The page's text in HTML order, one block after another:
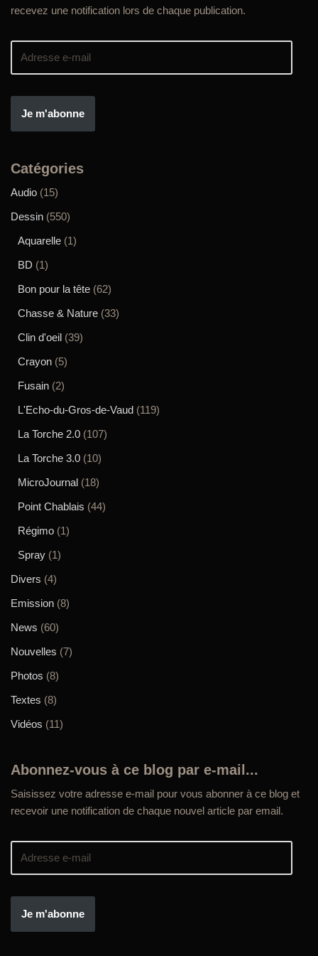
recevez une notification lors de chaque publication.
Je m'abonne
Catégories
Audio (15)
Dessin (550)
Aquarelle (1)
BD (1)
Bon pour la tête (62)
Chasse & Nature (33)
Clin d'oeil (39)
Crayon (5)
Fusain (2)
L'Echo-du-Gros-de-Vaud (119)
La Torche 2.0 (107)
La Torche 3.0 (10)
MicroJournal (18)
Point Chablais (44)
Régimo (1)
Spray (1)
Divers (4)
Emission (8)
News (60)
Nouvelles (7)
Photos (8)
Textes (8)
Vidéos (11)
Abonnez-vous à ce blog par e-mail...
Saisissez votre adresse e-mail pour vous abonner à ce blog et
recevoir une notification de chaque nouvel article par email.
Je m'abonne